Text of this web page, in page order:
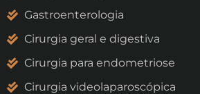
Gastroenterologia
Cirurgia geral e digestiva
Cirurgia para endometriose
Cirurgia videolaparoscópica